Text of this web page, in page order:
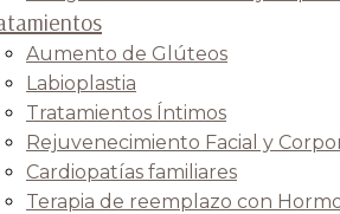
Aumento de Glúteos
Labioplastia
Tratamientos Íntimos
Rejuvenecimiento Facial y
Cardiopatías familiares
Terapia de reemplazo con